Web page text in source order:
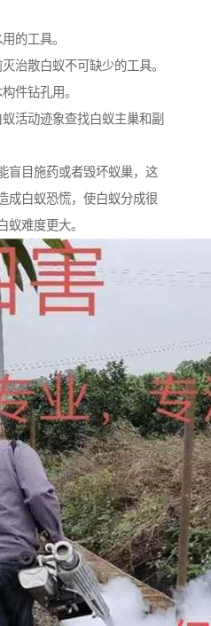
的工具。
治散白蚁不可缺少的工具。
件钻孔用。
蚁活动迹象查找白蚁主巢和副
盲目施药或者毁坏蚁巢，这
成白蚁恐慌，使白蚁分成很
蚁难度更大。